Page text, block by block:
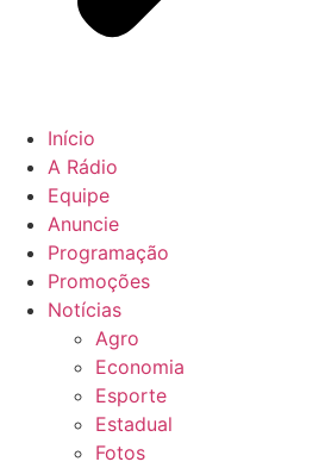
Início
A Rádio
Equipe
Anuncie
Programação
Promoções
Notícias
Agro
Economia
Esporte
Estadual
Fotos